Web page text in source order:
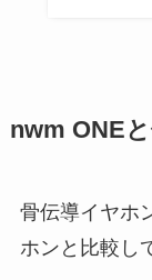
nwm ONE
骨伝導イヤホ
ホンと比較し